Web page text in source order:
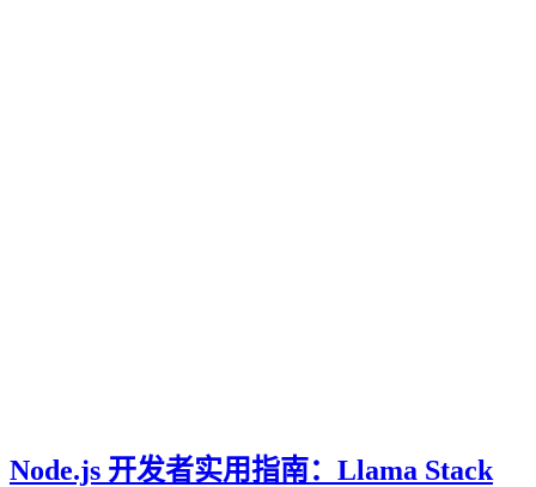
Node.js 开发者实用指南：Llama Stack